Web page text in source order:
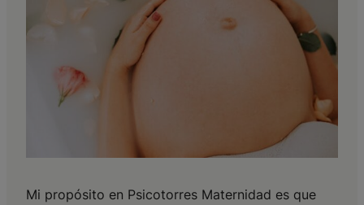
Mi propósito en Psicotorres Maternidad es que